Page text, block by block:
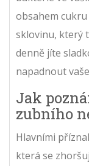
obsahem
sklovinu, který
denně jíte
napadnout
Jak
zubního
Hlavními
která se